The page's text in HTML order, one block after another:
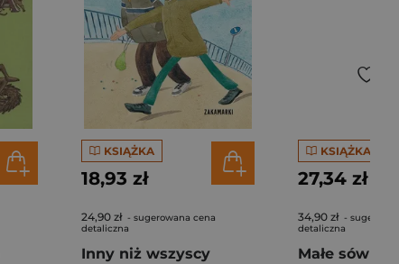
KSIĄŻKA
18,93 zł
24,90 zł - sugerowana cena
detaliczna
Inny niż wszyscy
KSIĄŻKA
27,34 zł
34,90 zł -
detaliczna
Małe sówki